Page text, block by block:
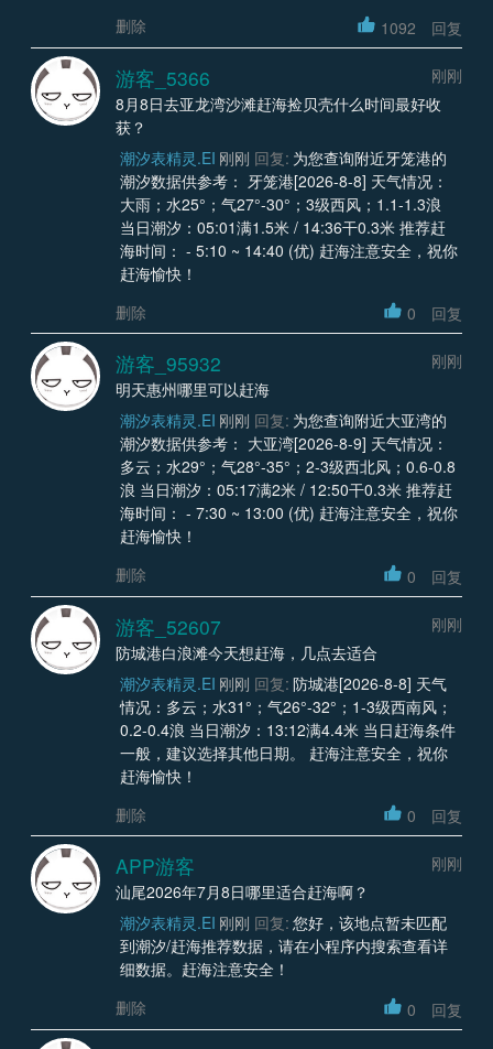
删除
1092 回复
游客_5366
刚刚
8月8日去亚龙湾沙滩赶海捡贝壳什么时间最好收
获？
潮汐表精灵.EI 刚刚 回复: 为您查询附近牙笼港的
潮汐数据供参考： 牙笼港[2026-8-8] 天气情况：
大雨；水25°；气27°-30°；3级西风；1.1-1.3浪
当日潮汐：05:01满1.5米 / 14:36干0.3米 推荐赶
海时间： - 5:10 ~ 14:40 (优) 赶海注意安全，祝你
赶海愉快！
删除
0 回复
游客_95932
刚刚
明天惠州哪里可以赶海
潮汐表精灵.EI 刚刚 回复: 为您查询附近大亚湾的
潮汐数据供参考： 大亚湾[2026-8-9] 天气情况：
多云；水29°；气28°-35°；2-3级西北风；0.6-0.8
浪 当日潮汐：05:17满2米 / 12:50干0.3米 推荐赶
海时间： - 7:30 ~ 13:00 (优) 赶海注意安全，祝你
赶海愉快！
删除
0 回复
游客_52607
刚刚
防城港白浪滩今天想赶海，几点去适合
潮汐表精灵.EI 刚刚 回复: 防城港[2026-8-8] 天气
情况：多云；水31°；气26°-32°；1-3级西南风；
0.2-0.4浪 当日潮汐：13:12满4.4米 当日赶海条件
一般，建议选择其他日期。 赶海注意安全，祝你
赶海愉快！
删除
0 回复
APP游客
刚刚
汕尾2026年7月8日哪里适合赶海啊？
潮汐表精灵.EI 刚刚 回复: 您好，该地点暂未匹配
到潮汐/赶海推荐数据，请在小程序内搜索查看详
细数据。赶海注意安全！
删除
0 回复